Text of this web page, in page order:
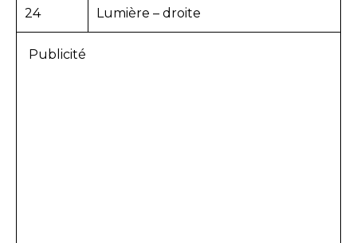
24 Lumière – droite
Publicité